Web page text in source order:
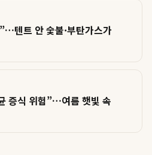
텐트 안 숯불·부탄가스가
증식 위험”…여름 햇빛 속